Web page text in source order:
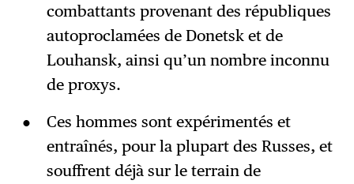
combattants provenant des républiques
autoproclamées de Donetsk et de
Louhansk, ainsi qu’un nombre inconnu
de proxys.
Ces hommes sont expérimentés et
entraînés, pour la plupart des Russes, et
souffrent déjà sur le terrain de